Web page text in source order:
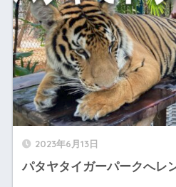
2023年6月13日
パタヤタイガーパークへレ